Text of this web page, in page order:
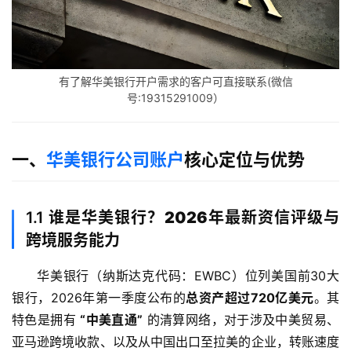
有了解华美银行开户需求的客户可直接联系(微信
号:19315291009）
一、 华美银行公司账户核心定位与优势
1.1谁是华美银行？2026年最新资信评级与
跨境服务能力
华美银行（纳斯达克代码：EWBC）位列美国前30大
银行，2026年第一季度公布的总资产超过720亿美元。其
特色是拥有 “中美直通” 的清算网络，对于涉及中美贸易、
亚马逊跨境收款、以及从中国出口至拉美的企业，转账速度